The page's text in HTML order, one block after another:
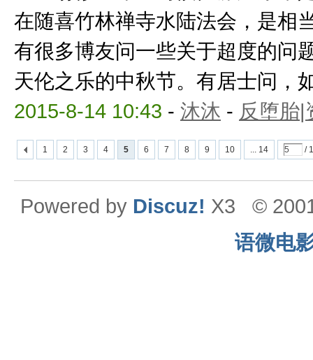
在随喜竹林禅寺水陆法会，是相
有很多博友问一些关于超度的问
天伦之乐的中秋节。有居士问，
2015-8-14 10:43 - 沐沐 - 反堕胎|
1 2 3 4 5 6 7 8 9 10 ... 14 /
Powered by Discuz! X3
©
语微电